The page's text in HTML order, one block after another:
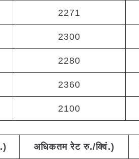
2271
2300
2280
2360
2100
.) अधिकतम रेट रु./क्विं.)